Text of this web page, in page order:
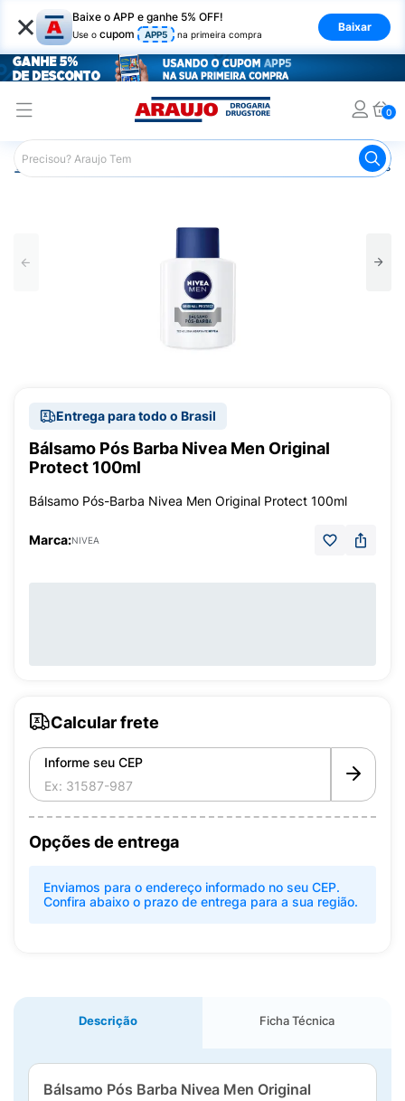
× Baixe o APP e ganhe 5% OFF!
Use o cupom APP5 na primeira compra
Baixar
0
Araujo Higiene Pessoal Pós
Entrega para todo o Brasil
Bálsamo Pós Barba Nivea Men Original
Protect 100ml
Bálsamo Pós-Barba Nivea Men Original Protect 100ml
Marca:NIVEA
Calcular frete
Informe seu CEP
Opções de entrega
Enviamos para o endereço informado no seu CEP.
Confira abaixo o prazo de entrega para a sua região.
Descrição Ficha Técnica
Bálsamo Pós Barba Nivea Men Original